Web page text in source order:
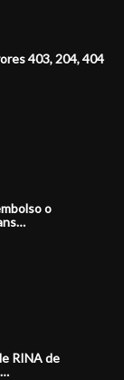
403, 204, 404
o
RINA de